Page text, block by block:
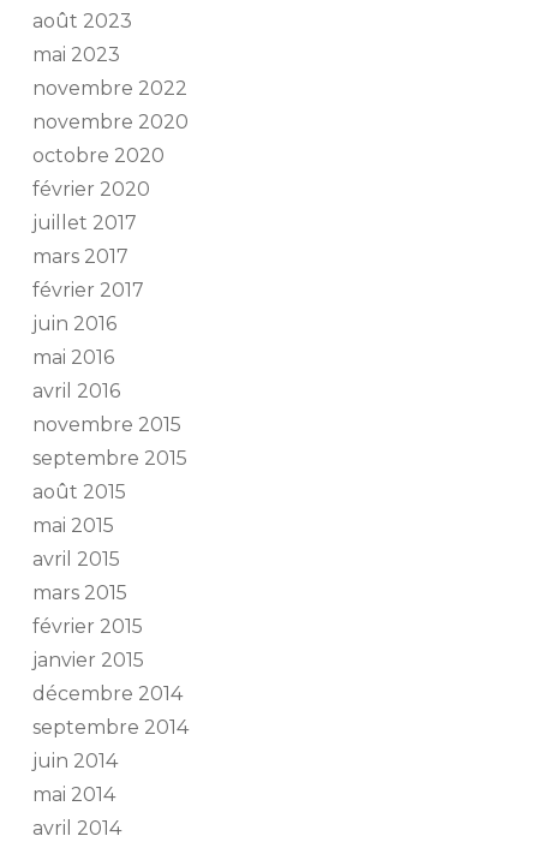
août 2023
mai 2023
novembre 2022
novembre 2020
octobre 2020
février 2020
juillet 2017
mars 2017
février 2017
juin 2016
mai 2016
avril 2016
novembre 2015
septembre 2015
août 2015
mai 2015
avril 2015
mars 2015
février 2015
janvier 2015
décembre 2014
septembre 2014
juin 2014
mai 2014
avril 2014